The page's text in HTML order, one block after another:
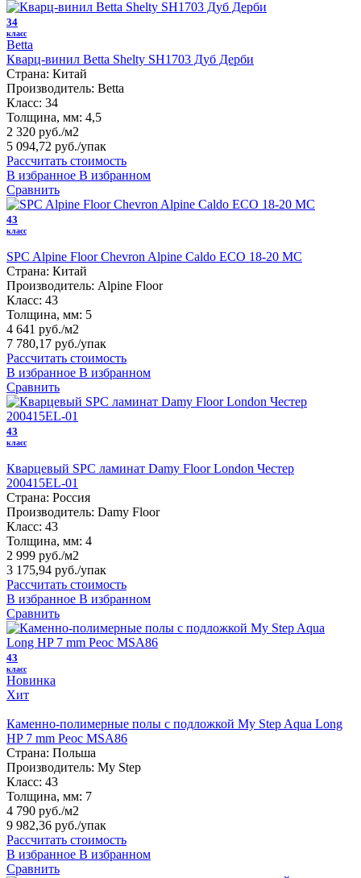
34
класс
Betta
Кварц-винил Betta Shelty SH1703 Дуб Дерби
Страна: Китай
Производитель: Betta
Класс: 34
Толщина, мм: 4,5
2 320 руб./м2
5 094,72 руб./упак
Рассчитать стоимость
В избранное В избранном
Сравнить
43
класс
SPC Alpine Floor Chevron Alpine Caldo ECO 18-20 MC
Страна: Китай
Производитель: Alpine Floor
Класс: 43
Толщина, мм: 5
4 641 руб./м2
7 780,17 руб./упак
Рассчитать стоимость
В избранное В избранном
Сравнить
43
класс
Кварцевый SPC ламинат Damy Floor London Честер
200415EL-01
Страна: Россия
Производитель: Damy Floor
Класс: 43
Толщина, мм: 4
2 999 руб./м2
3 175,94 руб./упак
Рассчитать стоимость
В избранное В избранном
Сравнить
43
класс
Новинка
Хит
Каменно-полимерные полы с подложкой My Step Aqua Long
HP 7 mm Реос MSA86
Страна: Польша
Производитель: My Step
Класс: 43
Толщина, мм: 7
4 790 руб./м2
9 982,36 руб./упак
Рассчитать стоимость
В избранное В избранном
Сравнить